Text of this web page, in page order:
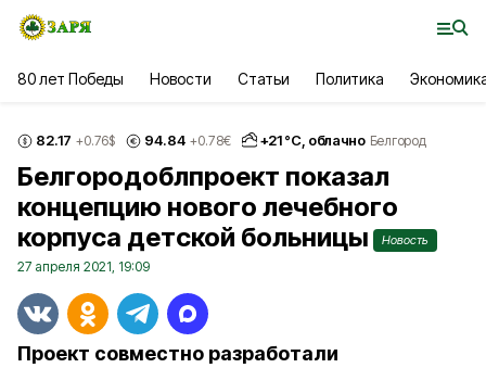
80 лет Победы Новости Статьи Политика
82.17 +0.76$ 94.84 +0.78€ +21°С, облачно Белгород
Белгородоблпроект показал
концепцию нового лечебного
корпуса детской больницы
Новость
27 апреля 2021, 19:09
Проект совместно разработали